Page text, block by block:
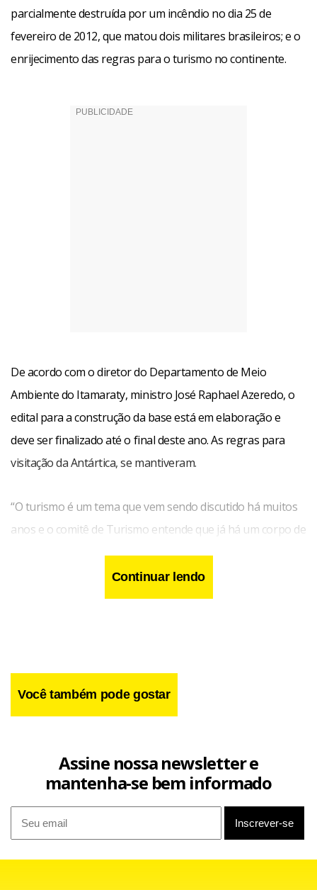
parcialmente destruída por um incêndio no dia 25 de
fevereiro de 2012, que matou dois militares brasileiros; e o
enrijecimento das regras para o turismo no continente.
De acordo com o diretor do Departamento de Meio
Ambiente do Itamaraty, ministro José Raphael Azeredo, o
edital para a construção da base está em elaboração e
deve ser finalizado até o final deste ano. As regras para
visitação da Antártica, se mantiveram.
“O turismo é um tema que vem sendo discutido há muitos
anos e o comitê de Turismo entende que já há um corpo de
regulamentos que norteiam atividades”, explicou a chefe
da divisão do Mar, da Antártica e do Espaço do ministério,
conselheira Maria Rita Silva Pontes Faria.
Continuar lendo
Você também pode gostar
Assine nossa newsletter e
mantenha-se bem informado